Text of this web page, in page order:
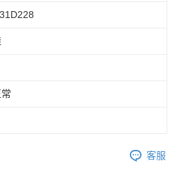
定代理人或監護人之同意方可使用
有額度不足之情形，本公司將視審查結果
他人資訊註冊。若發現惡意使用之情形，
客服